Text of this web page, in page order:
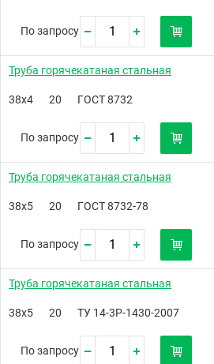
По запросу
Труба горячекатаная стальная
38х4 20 ГОСТ 8732
По запросу
Труба горячекатаная стальная
38х5 20 ГОСТ 8732-78
По запросу
Труба горячекатаная стальная
38х5 20 ТУ 14-3Р-1430-2007
По запросу